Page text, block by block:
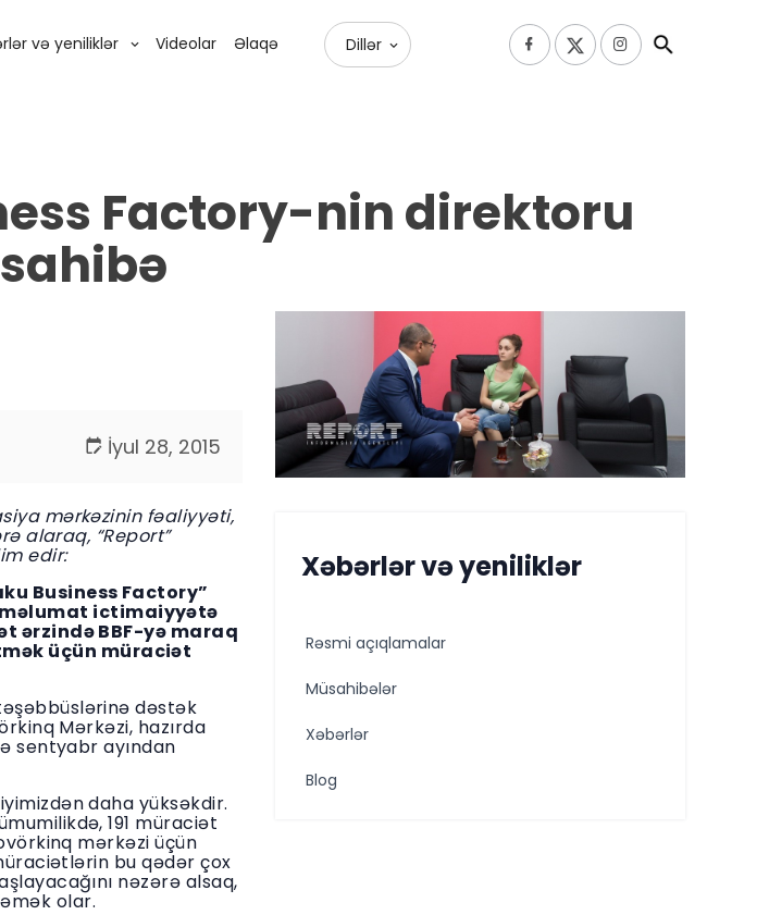
və yeniliklər Videolar Əlaqə Dillər
Factory-nin direktoru
İyul 28, 2015
mərkəzinin fəaliyyəti,
alaraq, “Report”
edir:
Business Factory”
ictimaiyyətə
ərzində BBF-yə maraq
üçün müraciət
dəstək
Mərkəzi, hazırda
sentyabr ayından
daha yüksəkdir.
191 müraciət
mərkəzi üçün
bu qədər çox
nəzərə alsaq,
olar.
Xəbərlər və yeniliklər
Rəsmi açıqlamalar
Müsahibələr
Xəbərlər
Blog